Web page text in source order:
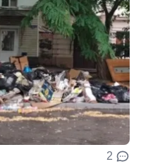
2